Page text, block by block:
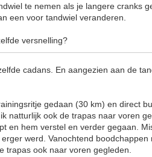
te nemen als je langere cranks
een voor tandwiel veranderen.
versnelling?
cadans. En aangezien aan de
gedaan (30 km) en direct
natturlijk ook de trapas naar voren
en hem verstel en verder gegaan.
werd. Vanochtend
trapas ook naar voren gegleden.